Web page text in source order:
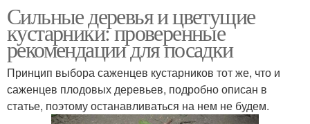
Сильные деревья и цветущие
кустарники: проверенные
рекомендации для посадки
Принцип выбора саженцев кустарников тот же, что и
саженцев плодовых деревьев, подробно описан в
статье, поэтому останавливаться на нем не будем.